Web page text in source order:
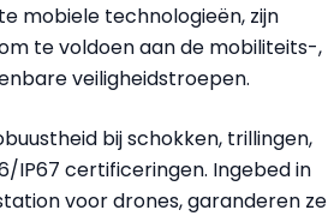
mobiele technologieën, zijn
te voldoen aan de mobiliteits-,
veiligheidstroepen.
bij schokken, trillingen,
IP67 certificeringen. Ingebed in
voor drones, garanderen ze